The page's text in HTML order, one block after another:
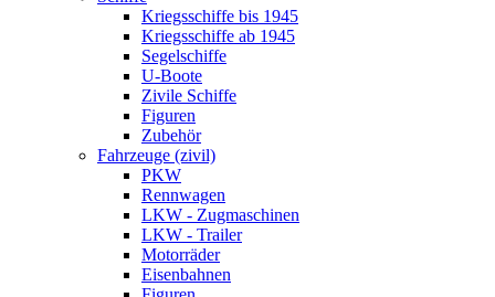
Kriegsschiffe bis 1945
Kriegsschiffe ab 1945
Segelschiffe
U-Boote
Zivile Schiffe
Figuren
Zubehör
Fahrzeuge (zivil)
PKW
Rennwagen
LKW - Zugmaschinen
LKW - Trailer
Motorräder
Eisenbahnen